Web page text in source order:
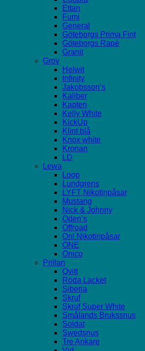
Ettan
Fumi
General
Göteborgs Prima Fint
Göteborgs Rapé
Granit
Grov
Helwit
Infinity
Jakobsson’s
Kaliber
Kapten
Kelly White
KickUp
Klint blå
Knox white
Kronan
LD
Lewa
Loop
Lundgrens
LYFT Nikotinpåsar
Mustang
Nick & Johnny
Oden’s
Offroad
On! Nikotinpåsar
ONE
Onico
Prillan
Qvitt
Röda Lacket
Siberia
Skruf
Skruf Super White
Smålands Brukssnus
Soldat
Swedsnus
Tre Ankare